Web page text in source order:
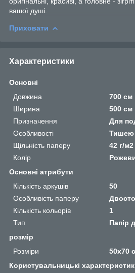
вашої душі.
Приховати
Характеристики
Основні
Довжина
700 см
Ширина
500 см
Призначення
Для
Особливості
Тишею
Щільність паперу
42 г/м2
Колір
Основні атрибути
Кількість аркушів
50
Особливість паперу
Кількість кольорів
1
Тип
Папір
розмір
Розміри
50х70
Користувальницькі